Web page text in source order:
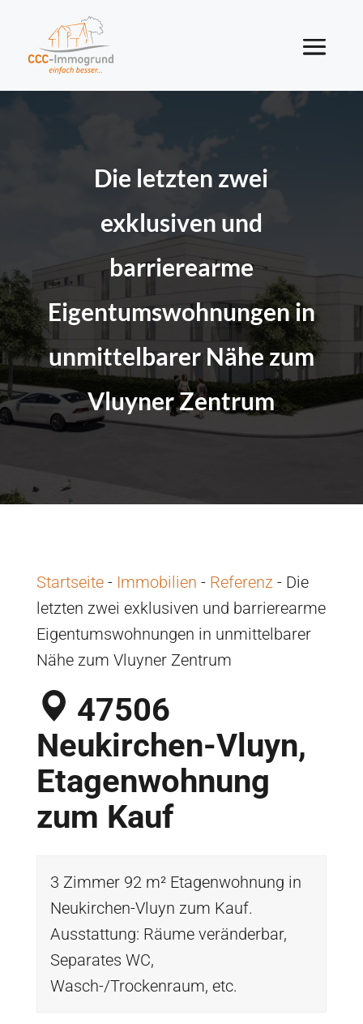
Die letzten zwei
exklusiven und
barrierearme
Eigentumswohnungen in
unmittelbarer Nähe zum
Vluyner Zentrum
Startseite- Immobilien - Referenz- Die
letzten zwei exklusiven und barrierearme
Eigentumswohnungen in unmittelbarer
Nähe zum Vluyner Zentrum
47506
Neukirchen-Vluyn,
Etagenwohnung
zum Kauf
3 Zimmer 92 m² Etagenwohnung in
Neukirchen-Vluyn zum Kauf.
Ausstattung: Räume veränderbar,
Separates WC,
Wasch-/Trockenraum, etc.